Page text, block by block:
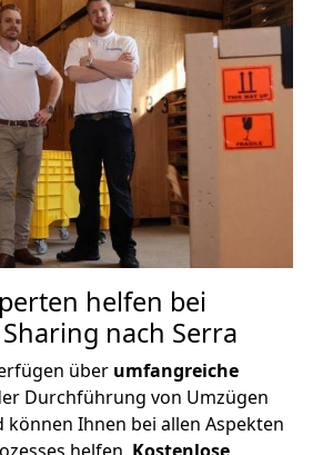
helfen bei
nach Serra
über umfangreiche
Durchführung von Umzügen
können Ihnen bei allen Aspekten